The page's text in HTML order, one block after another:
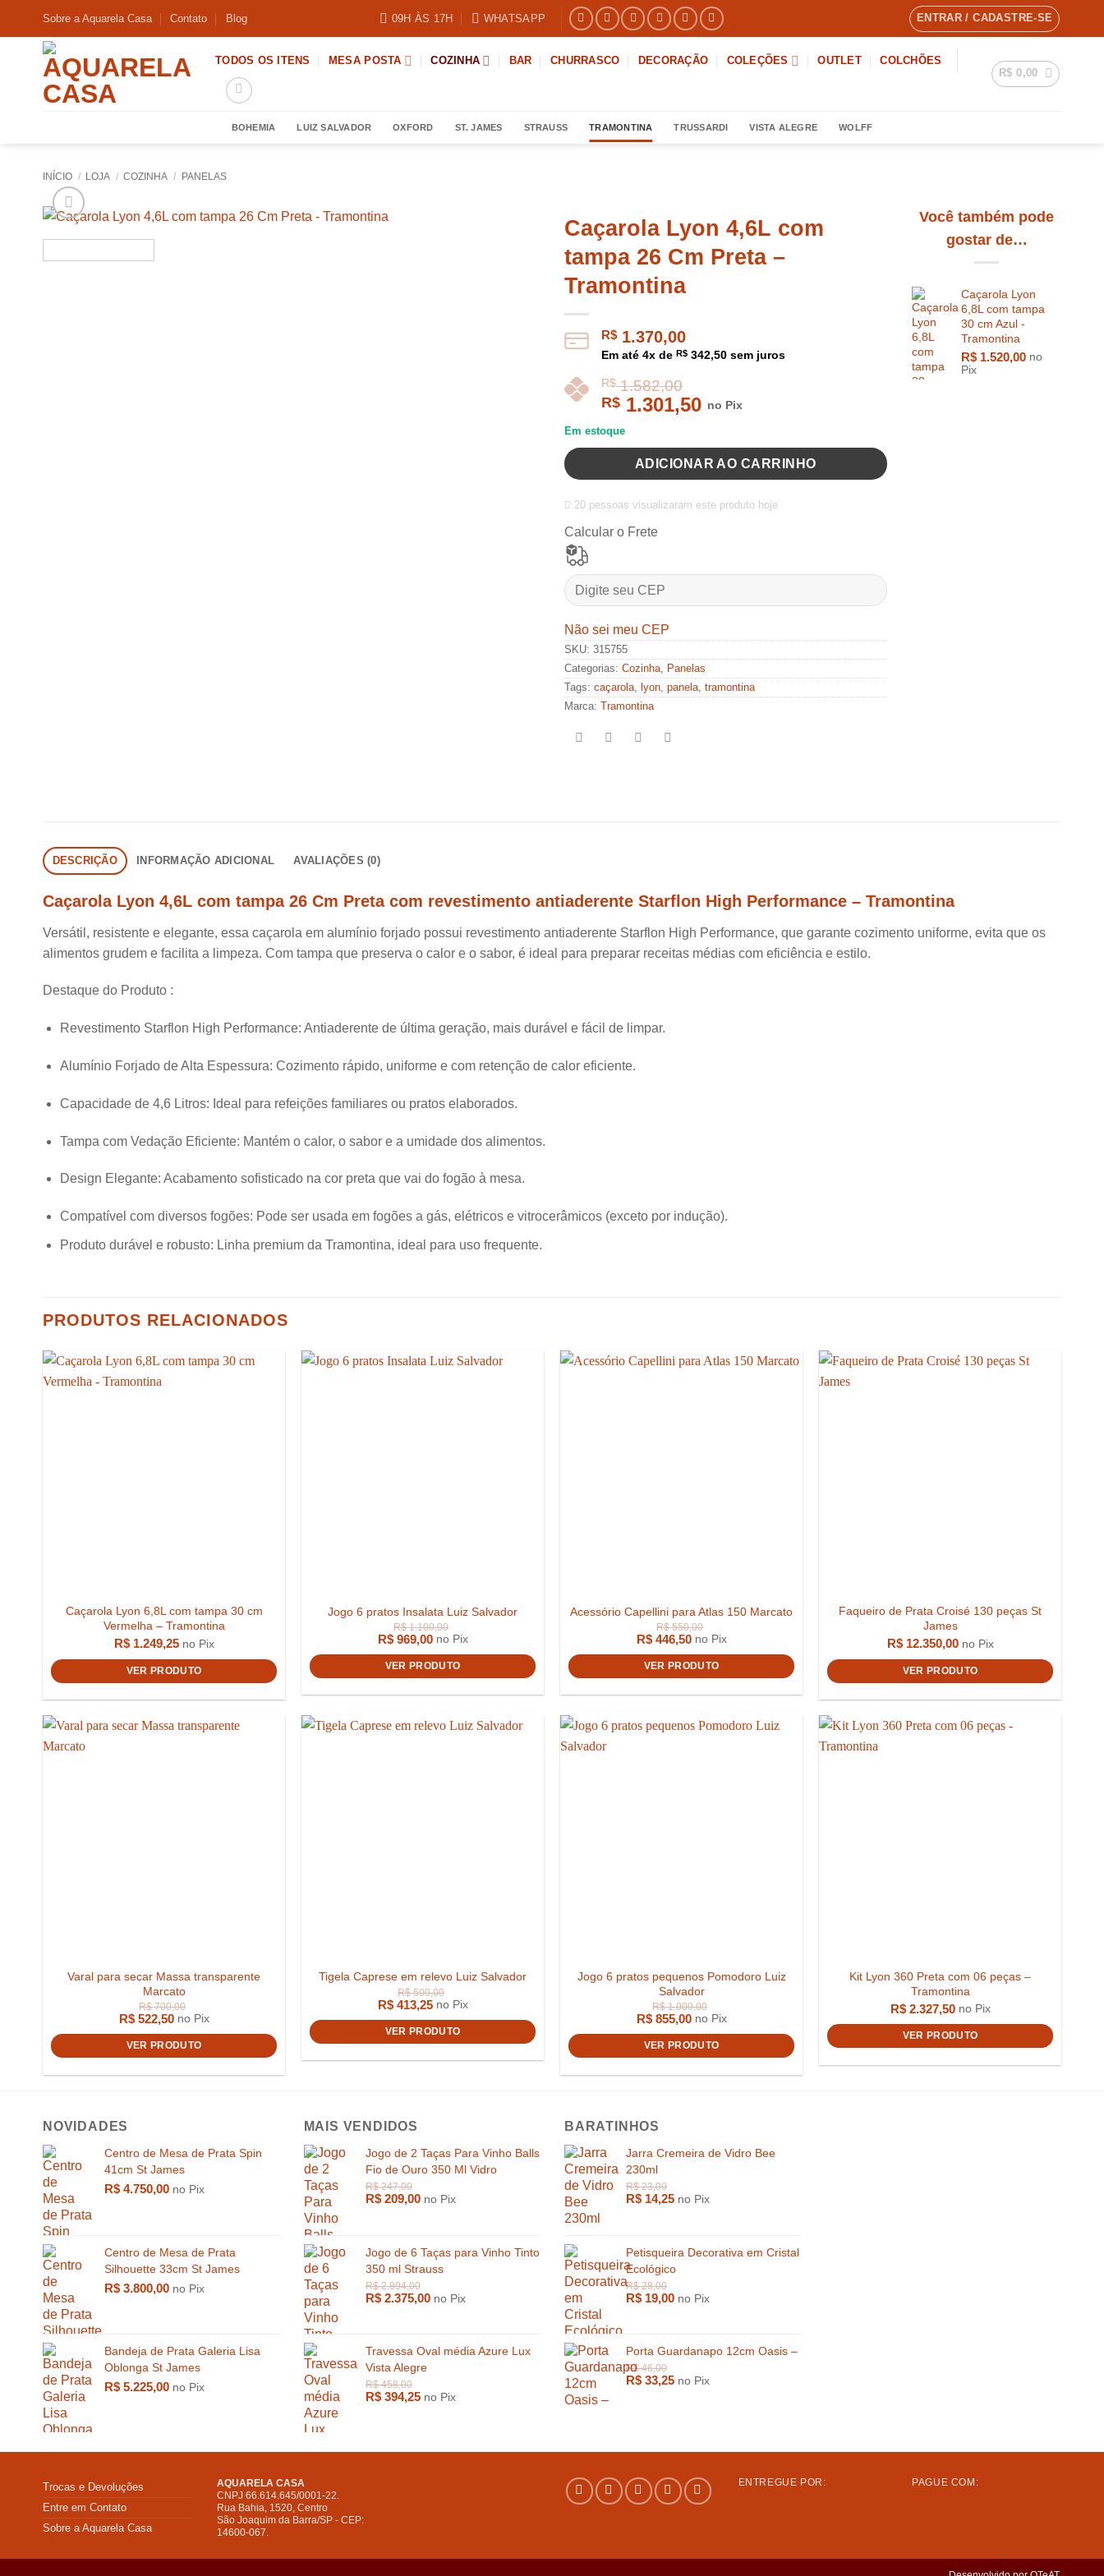
Sobre a Aquarela Casa Contato Blog 09H ÀS 17H WHATSAPP ENTRAR / CADASTRE-SE
TODOS OS ITENS MESA POSTA COZINHA BAR CHURRASCO DECORAÇÃO COLEÇÕES OUTLET
COLCHÕES
R$ 0,00
BOHEMIA LUIZ SALVADOR OXFORD ST. JAMES STRAUSS TRAMONTINA TRUSSARDI VISTA ALEGRE WOLFF
INÍCIO / LOJA / COZINHA / PANELAS
Caçarola Lyon 4,6L com
tampa 26 Cm Preta –
Tramontina
R$ 1.370,00
Em até 4x de R$ 342,50 sem juros
R$1.582,00
R$ 1.301,50 no Pix
Em estoque
ADICIONAR AO CARRINHO
20 pessoas visualizaram este produto hoje
Calcular o Frete
Não sei meu CEP
SKU: 315755
Categorias: Cozinha Panelas
Tags: caçarola lyon panela tramontina
Marca: Tramontina
Você também pode
gostar de…
Caçarola Lyon
6,8L com tampa
30 cm Azul -
Tramontina
R$ 1.520,00 no
Pix
DESCRIÇÃO INFORMAÇÃO ADICIONAL AVALIAÇÕES (0)
Caçarola Lyon 4,6L com tampa 26 Cm Preta com revestimento antiaderente Starflon High Performance – Tramontina
Versátil, resistente e elegante, essa caçarola em alumínio forjado possui revestimento antiaderente Starflon High Performance, que garante cozimento uniforme, evita que os
alimentos grudem e facilita a limpeza. Com tampa que preserva o calor e o sabor, é ideal para preparar receitas médias com eficiência e estilo.
Destaque do Produto :
Revestimento Starflon High Performance: Antiaderente de última geração, mais durável e fácil de limpar.
Alumínio Forjado de Alta Espessura: Cozimento rápido, uniforme e com retenção de calor eficiente.
Capacidade de 4,6 Litros: Ideal para refeições familiares ou pratos elaborados.
Tampa com Vedação Eficiente: Mantém o calor, o sabor e a umidade dos alimentos.
Design Elegante: Acabamento sofisticado na cor preta que vai do fogão à mesa.
Compatível com diversos fogões: Pode ser usada em fogões a gás, elétricos e vitrocerâmicos (exceto por indução).
Produto durável e robusto: Linha premium da Tramontina, ideal para uso frequente.
PRODUTOS RELACIONADOS
Caçarola Lyon 6,8L com tampa 30 cm
Vermelha – Tramontina
R$1.249,25 no Pix
VER PRODUTO
Jogo 6 pratos Insalata Luiz Salvador
1.100,00
R$969,00 no Pix
VER PRODUTO
Acessório Capellini para Atlas 150 Marcato
R$
R$446,50 no Pix
VER PRODUTO
Faqueiro de Prata Croisé 130 peças St
James
R$12.350,00 no Pix
VER PRODUTO
Varal para secar Massa transparente
Marcato
700,00
R$522,50 no Pix
VER PRODUTO
Tigela Caprese em relevo Luiz Salvador
R$413,25 no Pix
VER PRODUTO
Jogo 6 pratos pequenos Pomodoro Luiz
Salvador
R$855,00 no Pix
VER PRODUTO
Kit Lyon 360 Preta com 06 peças –
Tramontina
R$2.327,50 no Pix
VER PRODUTO
NOVIDADES
Centro de Mesa de Prata Spin
41cm St James
R$ 4.750,00 no Pix
Centro de Mesa de Prata
Silhouette 33cm St James
R$ 3.800,00 no Pix
Bandeja de Prata Galeria Lisa
Oblonga St James
R$ 5.225,00 no Pix
MAIS VENDIDOS
Jogo de 2 Taças Para Vinho Balls
Fio de Ouro 350 Ml Vidro
R$209,00 no Pix
Jogo de 6 Taças para Vinho Tinto
350 ml Strauss
R$2.375,00 no Pix
Travessa Oval média Azure Lux
Vista Alegre
R$394,25 no Pix
BARATINHOS
Jarra Cremeira de Vidro Bee
230ml
R$ 14,25 no Pix
Petisqueira Decorativa em Cristal
Ecológico
R$ 19,00 no Pix
Porta Guardanapo 12cm Oasis –
R$ 33,25 no Pix
Trocas e Devoluções
Entre em Contato
Sobre a Aquarela Casa
AQUARELA CASA
CNPJ 66.614.645/0001-22.
Rua Bahia, 1520, Centro
São Joaquim da Barra/SP - CEP:
14600-067.
ENTREGUE POR: PAGUE COM: